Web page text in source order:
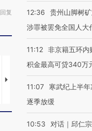
回复
马航飞行员跨国走私7万
粒摇头丸 尿检体内含3种
度
12:36
贵州山脚树
涉罪被罢免全国人大
11:12 非京籍五环内
积金最高可贷340万
11:07
寒武纪上半
逐季放缓
10:53
对话｜邱仁